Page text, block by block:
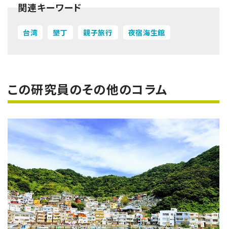
関連キーワード
台湾 墾丁 親子旅行 夜宿海生館
この研究員のその他のコラム